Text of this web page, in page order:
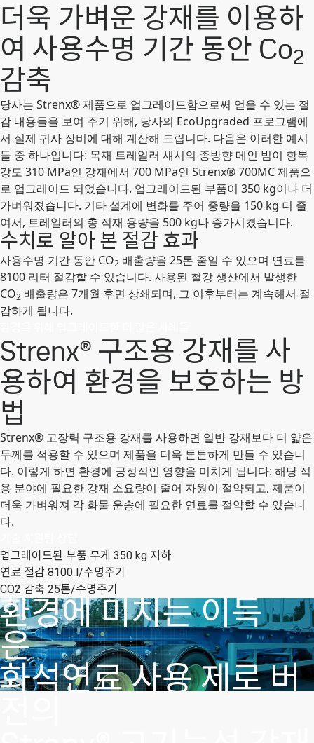
더욱 가벼운 강재를 이용하
여 사용수명 기간 동안 Co2
감축
당사는 Strenx® 제품으로 업그레이드함으로써 얻을 수 있는 절
감 내용들을 보여 주기 위해, 당사의 EcoUpgraded 프로그램에
서 실제 귀사 장비에 대해 계산해 드립니다. 다음은 이러한 예시
들 중 하나입니다: 목재 트레일러 섀시의 종방향 메인 빔이 항복
강도 310 MPa인 강재에서 700 MPa인 Strenx® 700MC 제품으
로 업그레이드 되었습니다. 업그레이드된 부품이 350 kg이나 더
가벼워졌습니다. 기타 설계에 변화를 주어 중량을 150 kg 더 줄
여서, 트레일러의 총 적재 용량을 500 kg나 증가시켰습니다.
수치로 알아 본 절감 효과
사용수명 기간 동안 CO2 배출량을 25톤 줄일 수 있으며 연료를
8100 리터 절감할 수 있습니다. 사용된 철강 생산에서 발생한
CO2 배출량은 7개월 후면 상쇄되며, 그 이후부터는 계속해서 절
감하게 됩니다.
Strenx® 구조용 강재를 사
용하여 환경을 보호하는 방
법
Strenx® 고장력 구조용 강재를 사용하면 일반 강재보다 더 얇은
두께를 적용할 수 있으며 제품을 더욱 튼튼하게 만들 수 있습니
다. 이렇게 하면 환경에 긍정적인 영향을 미치게 됩니다: 해당 적
용 분야에 필요한 강재 소요량이 줄어 자원이 절약되고, 제품이
더욱 가벼워져 각 화물 운송에 필요한 연료를 절약할 수 있습니
다.
업그레이드된 부품 무게 350 kg 저하
연료 절감 8100 l/수명주기
CO2 감축 25톤/수명주기
환경에 미치는 이득
은
화석연료 사용 제로 버